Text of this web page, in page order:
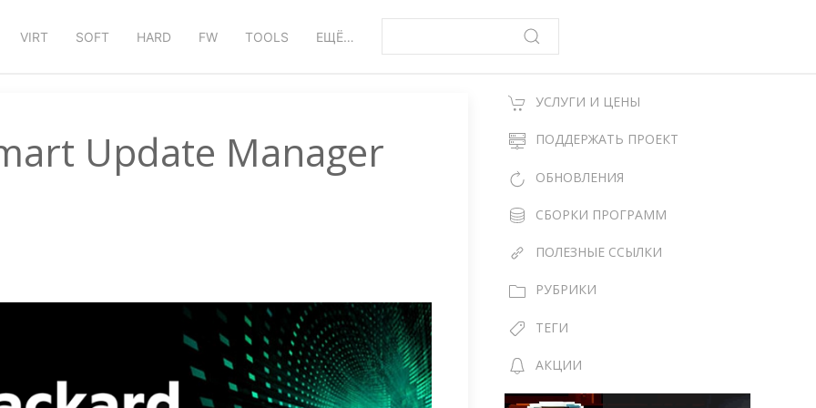
VIRT SOFT HARD FW TOOLS ЕЩЁ…
Update Manager
УСЛУГИ И ЦЕНЫ
ПОДДЕРЖАТЬ ПРОЕКТ
ОБНОВЛЕНИЯ
СБОРКИ ПРОГРАММ
ПОЛЕЗНЫЕ ССЫЛКИ
РУБРИКИ
ТЕГИ
АКЦИИ